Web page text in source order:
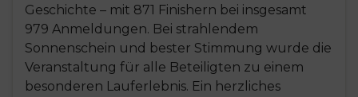
Geschichte – mit 871 Finishern bei insgesamt
979 Anmeldungen. Bei strahlendem
Sonnenschein und bester Stimmung wurde die
Veranstaltung für alle Beteiligten zu einem
besonderen Lauferlebnis. Ein herzliches